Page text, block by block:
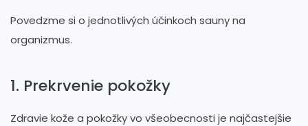
Povedzme si o jednotlivých účinkoch sauny na
organizmus.
1. Prekrvenie pokožky
Zdravie kože a pokožky vo všeobecnosti je najčastejšie